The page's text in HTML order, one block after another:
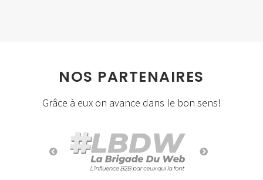
NOS PARTENAIRES
Grâce à eux on avance dans le bon sens!